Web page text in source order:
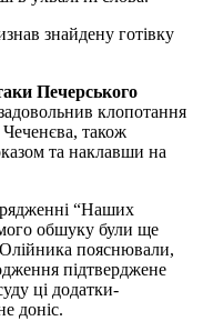
знайдену готівку
Печерського
клопотання
також
та наклавши на
“Наших
обшуку були ще
пояснювали,
підтверджене
ці додатки-
доніс.